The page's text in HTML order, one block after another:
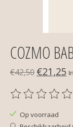
COZMO
€42,50 €21,25
De beoordeling
Op voorraad